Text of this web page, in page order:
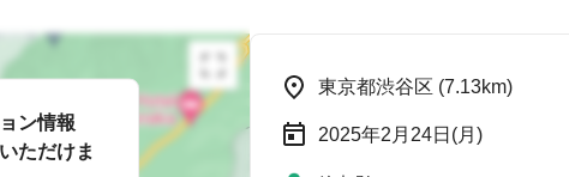
ン情報
ただけま
東京都渋谷区 (7.13km)
2025年2月24日(月)